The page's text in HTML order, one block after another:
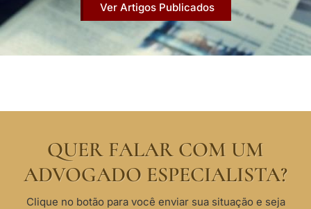
Ver Artigos Publicados
QUER FALAR COM UM
ADVOGADO ESPECIALISTA?
Clique no botão para você enviar sua situação e seja